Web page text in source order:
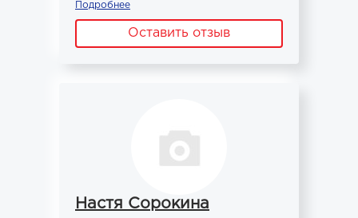
Подробнее
Оставить отзыв
Настя Сорокина